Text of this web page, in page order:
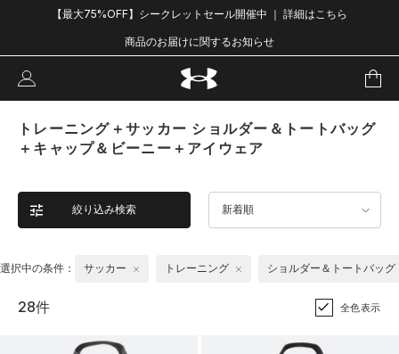
【最大75%OFF】シークレットセール開催中 ｜ 詳細はこちら
商品のお届けに関するお知らせ
トレーニング＋サッカー ショルダー＆トートバッグ
＋キャップ＆ビーニー＋アイウェア
絞り込み検索 新着順
選択中の条件： サッカー トレーニング ショルダー＆トートバッグ
28件 全色表示